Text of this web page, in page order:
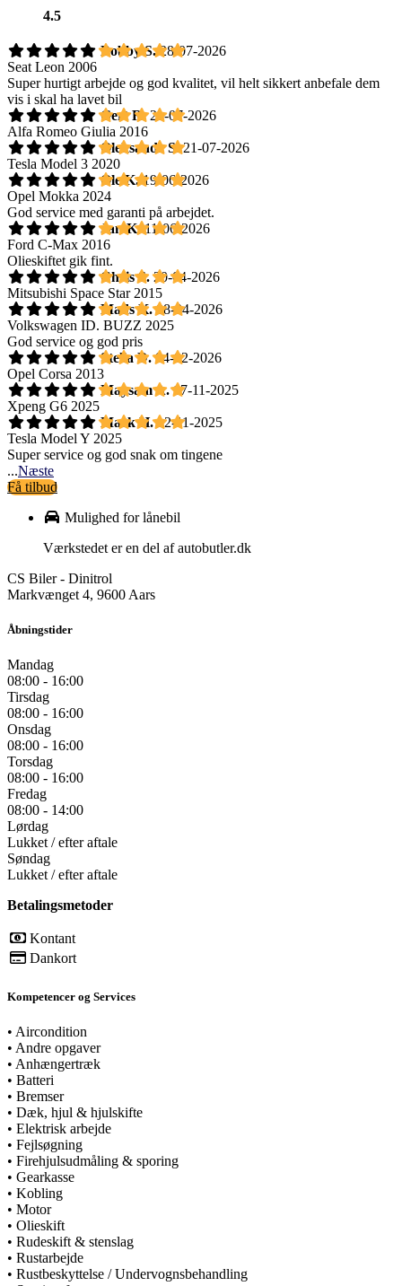
4.5
Bobby S. 28-07-2026
Seat Leon 2006
Super hurtigt arbejde og god kvalitet, vil helt sikkert anbefale dem
vis i skal ha lavet bil
Gert R. 21-07-2026
Alfa Romeo Giulia 2016
Oleksandr S. 21-07-2026
Tesla Model 3 2020
Ole K. 19-06-2026
Opel Mokka 2024
God service med garanti på arbejdet.
Jan K. 11-06-2026
Ford C-Max 2016
Olieskiftet gik fint.
Chris S. 20-04-2026
Mitsubishi Space Star 2015
Mads K. 08-04-2026
Volkswagen ID. BUZZ 2025
God service og god pris
Stella D. 04-02-2026
Opel Corsa 2013
Maysam A. 17-11-2025
Xpeng G6 2025
Mark H. 12-11-2025
Tesla Model Y 2025
Super service og god snak om tingene
...Næste
Få tilbud
Mulighed for lånebil
Værkstedet er en del af autobutler.dk
CS Biler - Dinitrol
Markvænget 4, 9600 Aars
Åbningstider
Mandag
08:00 - 16:00
Tirsdag
08:00 - 16:00
Onsdag
08:00 - 16:00
Torsdag
08:00 - 16:00
Fredag
08:00 - 14:00
Lørdag
Lukket / efter aftale
Søndag
Lukket / efter aftale
Betalingsmetoder
Kontant
Dankort
Kompetencer og Services
• Aircondition
• Andre opgaver
• Anhængertræk
• Batteri
• Bremser
• Dæk, hjul & hjulskifte
• Elektrisk arbejde
• Fejlsøgning
• Firehjulsudmåling & sporing
• Gearkasse
• Kobling
• Motor
• Olieskift
• Rudeskift & stenslag
• Rustarbejde
• Rustbeskyttelse / Undervognsbehandling